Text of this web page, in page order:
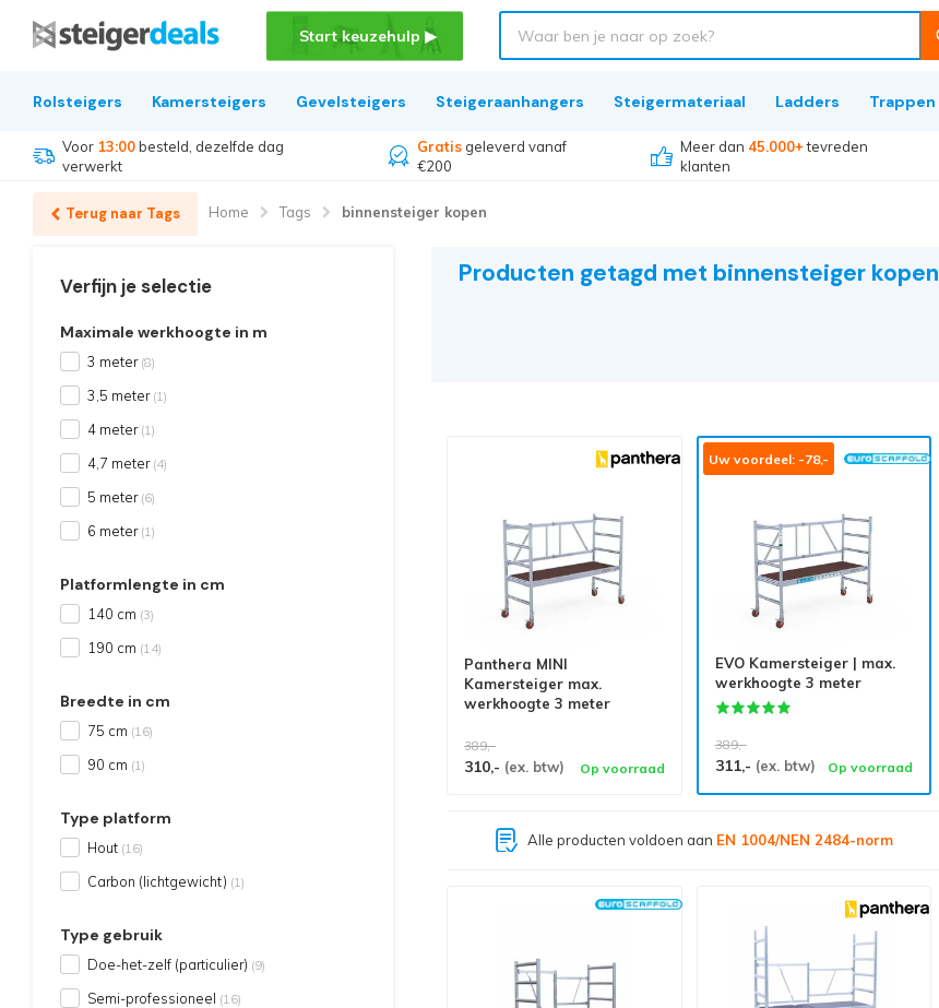
Start keuzehulp ▶
Rolsteigers Kamersteigers Gevelsteigers Steigeraanhangers Steigermateriaal Ladders Trappen
Voor 13:00besteld, dezelfde dag
verwerkt
Gratis geleverd vanaf
€200
Meer dan 45.000+tevreden
klanten
Terug naar Tags Home Tags binnensteiger kopen
Verfijn je selectie
Maximale werkhoogte in m
3 meter (8)
3,5 meter (1)
4 meter (1)
4,7 meter (4)
5 meter (6)
6 meter (1)
Platformlengte in cm
140 cm (3)
190 cm (14)
Breedte in cm
75 cm (16)
90 cm (1)
Type platform
Hout (16)
Carbon (lichtgewicht) (1)
Type gebruik
Doe-het-zelf (particulier) (9)
Semi-professioneel (16)
Producten getagd met binnensteiger kopen
Panthera MINI
Kamersteiger max.
werkhoogte 3 meter
389,-
310,- (ex. btw) Op voorraad
Uw voordeel: -78,-
EVO Kamersteiger | max.
werkhoogte 3 meter
389,-
311,- (ex. btw) Op voorraad
Alle producten voldoen aan Grootste assortiment vanNederland